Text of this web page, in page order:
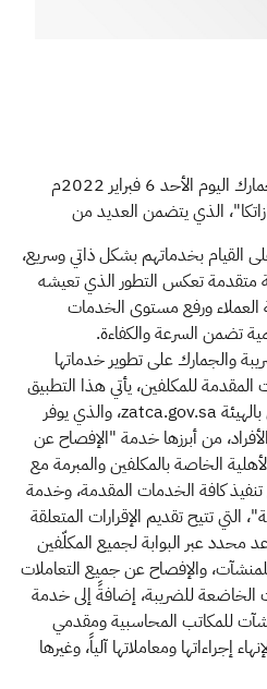
6 فبراير 2022م
الذي يتضمن العديد من
القيام بخدماتهم بشكل ذاتي وسريع،
متقدمة تعكس التطور الذي تعيشه
العملاء ورفع مستوى الخدمات
تضمن السرعة والكفاءة.
والجمارك على تطوير خدماتها
المقدمة للمكلفين، يأتي هذا التطبيق
مساندًا للموقع الإلكتروني الخاص بالهيئة zatca.gov.sa، والذي يوفر
من أبرزها خدمة "الإفصاح عن
الخاصة بالمكلفين والمبرمة مع
كافة الخدمات المقدمة، وخدمة
التي تتيح تقديم الإقرارات المتعلقة
محدد عبر البوابة لجميع المكلّفين
والإفصاح عن جميع التعاملات
الخاضعة للضريبة، إضافةً إلى خدمة
للمكاتب المحاسبية ومقدمي
إجراءاتها ومعاملاتها آلياً، وغيرها